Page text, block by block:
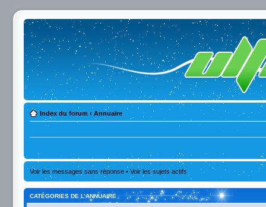
Index du forum ‹ Annuaire
Voir les messages sans réponse • Voir les sujets actifs
CATÉGORIES DE L’ANNUAIRE